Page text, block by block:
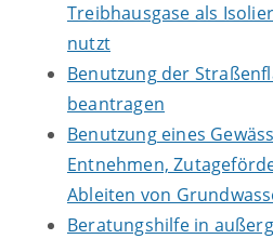
Treibhausgase als
nutzt
Benutzung der
beantragen
Benutzung eines
Entnehmen,
Ableiten von
Beratungshilfe in